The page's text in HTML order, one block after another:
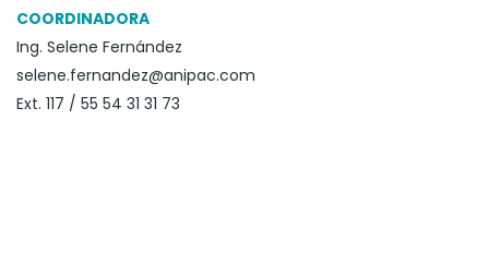
COORDINADORA
Ing. Selene Fernández
selene.fernandez@anipac.com
Ext. 117 / 55 54 31 31 73